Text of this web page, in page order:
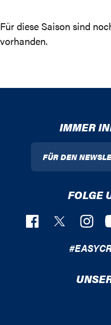
Für diese Saison sind
vorhanden.
IMMER
FÜR DEN
FOLGE